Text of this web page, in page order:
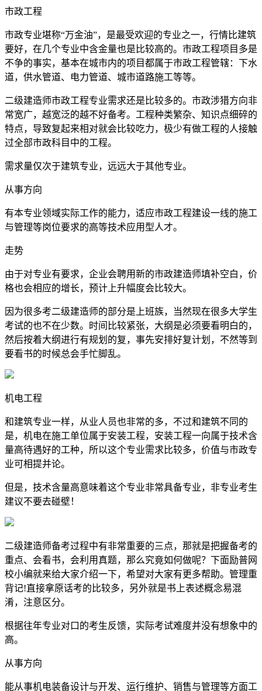
市政工程
市政专业堪称“万金油”，是最受欢迎的专业之一，行情比建筑
要好，在几个专业中含金量也是比较高的。市政工程项目多是
不争的事实，基本在城市内的项目都属于市政工程管辖：下水
道，供水管道、电力管道、城市道路施工等等。
二级建造师市政工程专业需求还是比较多的。市政涉猎方向非
常宽广，越宽泛的越不好备考。工程种类繁杂、知识点细碎的
特点，导致复起来相对就会比较吃力，极少有做工程的人接触
过全部市政科目中的工程。
需求量仅次于建筑专业，远远大于其他专业。
从事方向
有本专业领域实际工作的能力，适应市政工程建设一线的施工
与管理等岗位要求的高等技术应用型人才。
走势
由于对专业有要求，企业会聘用新的市政建造师填补空白，价
格也会相应的增长，预计上升幅度会比较大。
因为很多考二级建造师的部分是上班族，当然现在很多大学生
考试的也不在少数。时间比较紧张，大纲是必须要看明白的，
然后按着大纲进行有规划的复，事先安排好复计划，不然等到
要看书的时候总会手忙脚乱。
机电工程
和建筑专业一样，从业人员也非常的多，不过和建筑不同的
是，机电在施工单位属于安装工程，安装工程一向属于技术含
量高待遇好的工种，所以这个专业需求比较多，价值与市政专
业可相提并论。
但是，技术含量高意味着这个专业非常具备专业，非专业考生
建议不要去碰壁！
二级建造师备考过程中有非常重要的三点，那就是把握备考的
重点、会看书，会利用真题，那么究竟如何做呢？下面励普网
校小编就来给大家介绍一下，希望对大家有更多帮助。管理重
背记!直接拿原话考的比较多，另外就是书上表述概念易混
淆，注意区分。
根据往年专业对口的考生反馈，实际考试难度并没有想象中的
高。
从事方向
能从事机电装备设计与开发、运行维护、销售与管理等方面工